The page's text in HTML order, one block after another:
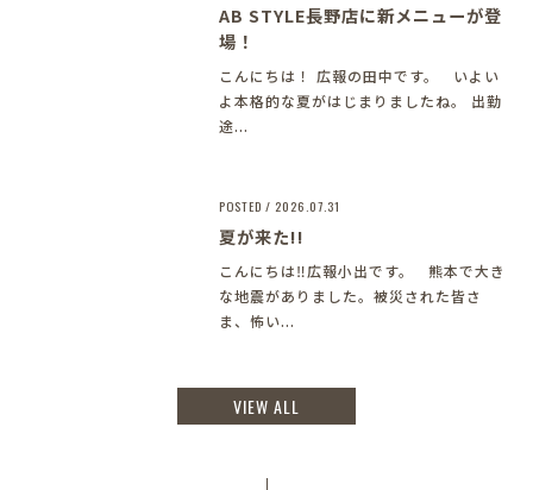
AB STYLE長野店に新メニューが登
場！
こんにちは！ 広報の田中です。 いよい
よ本格的な夏がはじまりましたね。 出勤
途...
POSTED / 2026.07.31
夏が来た!!
こんにちは‼︎広報小出です。 熊本で大き
な地震がありました。被災された皆さ
ま、怖い...
VIEW ALL